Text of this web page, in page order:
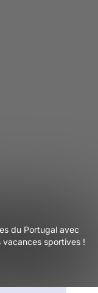
du Portugal avec
sportives !